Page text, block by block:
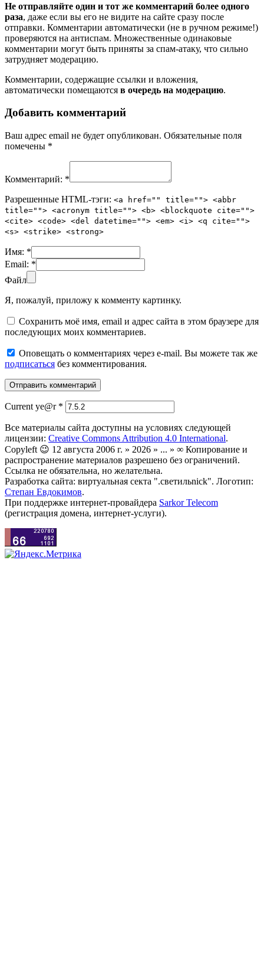
Не отправляйте один и тот же комментарий более одного
раза, даже если вы его не видите на сайте сразу после
отправки. Комментарии автоматически (не в ручном режиме!)
проверяются на антиспам. Множественные одинаковые
комментарии могут быть приняты за спам-атаку, что сильно
затрудняет модерацию.
Комментарии, содержащие ссылки и вложения,
автоматически помещаются в очередь на модерацию.
Добавить комментарий
Ваш адрес email не будет опубликован. Обязательные поля
помечены *
Комментарий: *
Разрешенные HTML-тэги: <a href="" title=""> <abbr
title=""> <acronym title=""> <b> <blockquote cite="">
<cite> <code> <del datetime=""> <em> <i> <q cite="">
<s> <strike> <strong>
Имя: *
Email: *
Файл
Я, пожалуй, приложу к комменту картинку.
Сохранить моё имя, email и адрес сайта в этом браузере для
последующих моих комментариев.
Оповещать о комментариях через e-mail. Вы можете так же
подписаться без комментирования.
Current ye@r *
Все материалы сайта доступны на условиях следующей
лицензии: Creative Commons Attribution 4.0 International.
Copyleft 😉 12 августа 2006 г. » 2026 » ... » ∞ Копирование и
распространение материалов разрешено без ограничений.
Ссылка не обязательна, но желательна.
Разработка сайта: виртуальная секта ".светильnick". Логотип:
Степан Евдокимов.
При поддержке интернет-провайдера Sarkor Telecom
(регистрация домена, интернет-услуги).